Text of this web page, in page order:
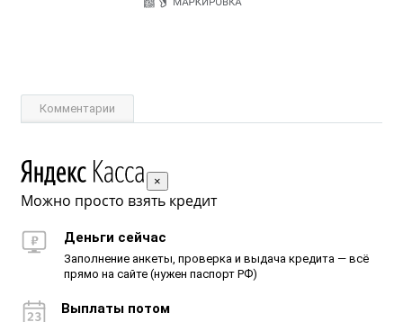
Комментарии
×
Можно просто взять кредит
Деньги сейчас
Заполнение анкеты, проверка и выдача кредита — всё
прямо на сайте (нужен паспорт РФ)
Выплаты потом